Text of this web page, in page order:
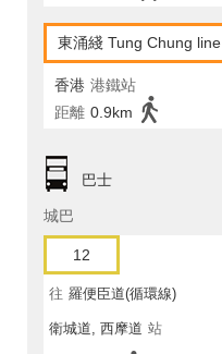
東涌綫 Tung Chung line
香港 港鐵站
距離 0.9km
巴士
城巴
12
往 羅便臣道(循環線)
衛城道, 西摩道 站